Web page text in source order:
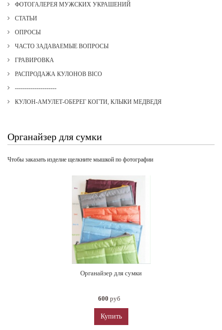
ФОТОГАЛЕРЕЯ МУЖСКИХ УКРАШЕНИЙ
СТАТЬИ
ОПРОСЫ
ЧАСТО ЗАДАВАЕМЫЕ ВОПРОСЫ
ГРАВИРОВКА
РАСПРОДАЖА КУЛОНОВ BICO
---------------------
КУЛОН-АМУЛЕТ-ОБЕРЕГ КОГТИ, КЛЫКИ МЕДВЕДЯ
Органайзер для сумки
Чтобы заказать изделие щелкните мышкой по фотографии
Органайзер для сумки
600 руб
Купить